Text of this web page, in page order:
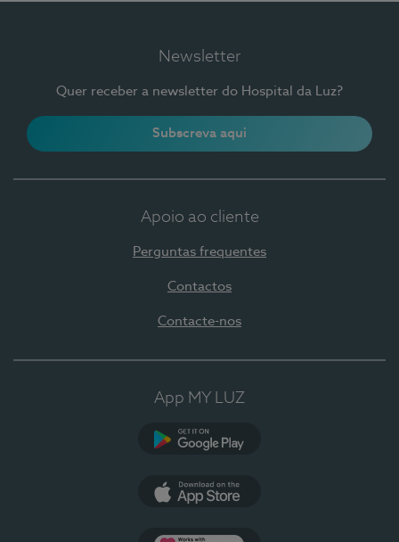
Newsletter
Quer receber a newsletter do Hospital da Luz?
Subscreva aqui
Apoio ao cliente
Perguntas frequentes
Contactos
Contacte-nos
App MY LUZ